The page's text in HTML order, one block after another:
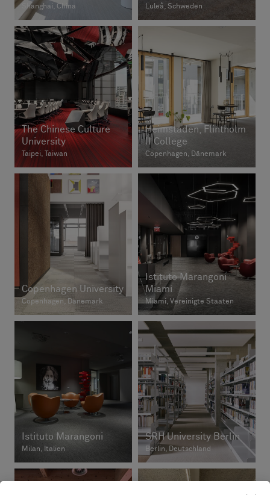
Shanghai, China Luleå, Schweden
The Chinese Culture
University
Taipei, Taiwan
Heimstaden, Flintholm
II College
Copenhagen, Dänemark
Copenhagen University
Copenhagen, Dänemark
Istituto Marangoni
Miami
Miami, Vereinigte Staaten
Istituto Marangoni
Milan, Italien
SRH University Berlin
Berlin, Deutschland